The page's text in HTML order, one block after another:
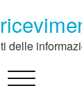
delle
Toggle